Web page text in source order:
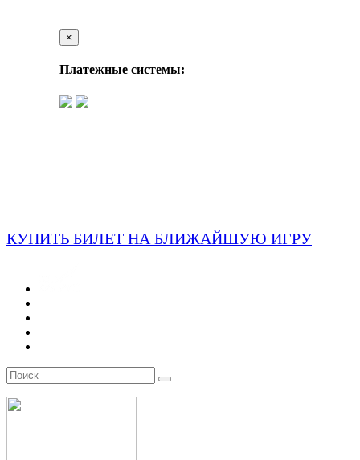
×
Платежные системы:
КУПИТЬ БИЛЕТ НА БЛИЖАЙШУЮ ИГРУ